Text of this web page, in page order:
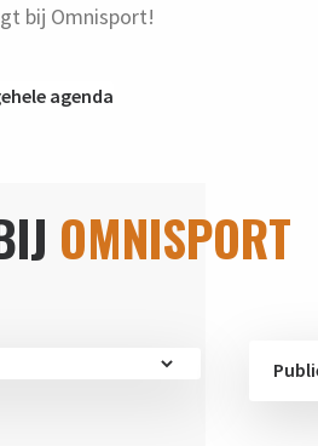
bij Omnisport!
agenda
OMNISPORT